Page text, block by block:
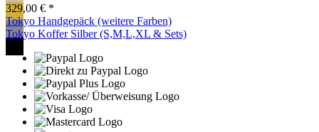
329,00 € *
Tokyo Handgepäck (weitere Farben)
Tokyo Koffer Silber (S,M,L,XL & Sets)